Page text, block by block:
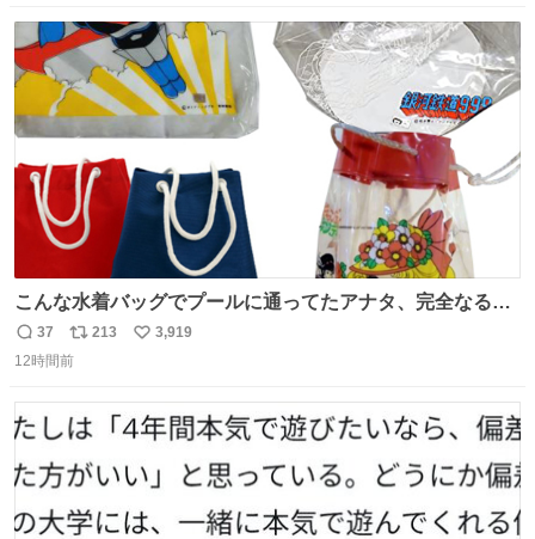
ト
数
数
こんな水着バッグでプールに通ってたアナタ、完全なる同
世代（笑） #70年代 #80年代 #昭和レトロ
返
信
37
リ
ポ
ト
数
213
い
数
3,919
12時間前